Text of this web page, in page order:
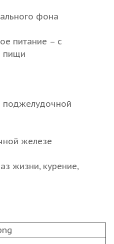
фона
питание – с
пищи
железе
жизни, курение,